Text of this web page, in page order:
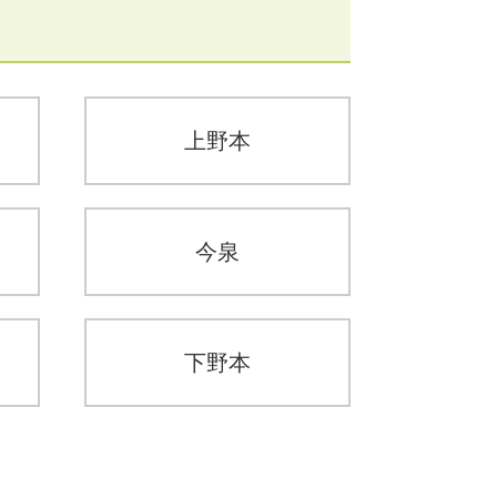
上野本
今泉
下野本